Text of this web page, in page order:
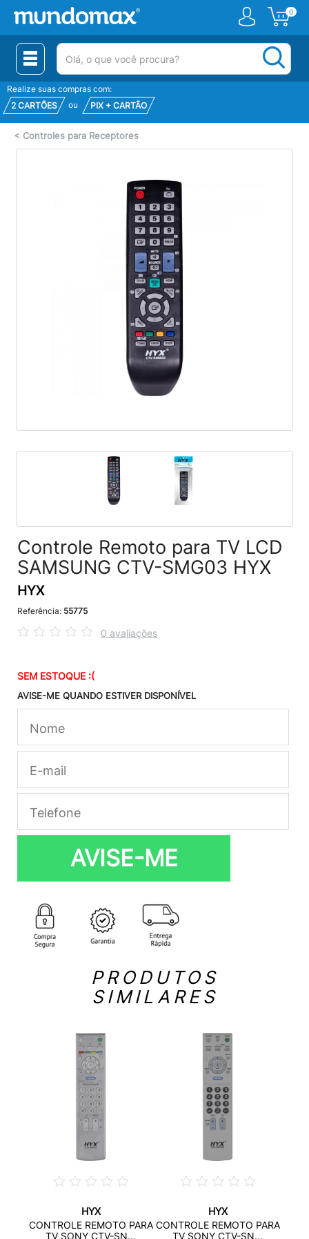
0
(pesquisar)
Realize suas compras com:
2 CARTÕES
ou PIX + CARTÃO
< Controles para Receptores
Controle Remoto para TV LCD
SAMSUNG CTV-SMG03 HYX
HYX
Referência: 55775
0 avaliações
SEM ESTOQUE :(
AVISE-ME QUANDO ESTIVER DISPONÍVEL
AVISE-ME
PRODUTOS
SIMILARES
HYX
CONTROLE REMOTO PARA
TV SONY CTV-SN...
HYX
CONTROLE REMOTO PARA
TV SONY CTV-SN...